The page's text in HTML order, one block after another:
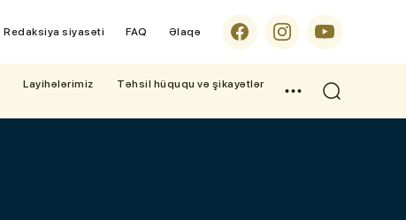
Redaksiya siyasəti FAQ Əlaqə
Layihələrimiz
Təhsil hüququ və şikayətlər